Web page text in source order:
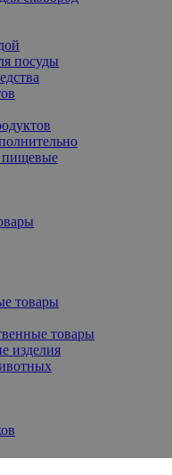
посуды
пищевые
товары
товары
изделия